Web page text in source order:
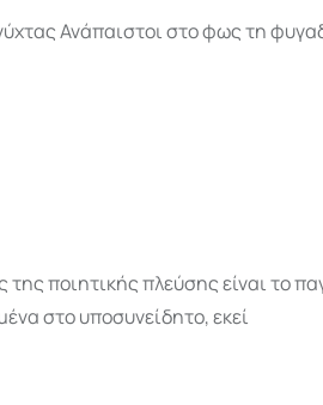
Ανάπαιστοι στο φως τη
ποιητικής πλεύσης είναι το
στο υποσυνείδητο, εκεί